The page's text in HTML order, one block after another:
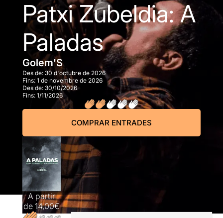
Patxi Zubeldia: A
Paladas
Golem'S
Des de: 30 d'octubre de 2026
Fins: 1 de novembre de 2026
Des de: 30/10/2026
Fins: 1/11/2026
COMPRAR ENTRADES
A partir
de 14,00€